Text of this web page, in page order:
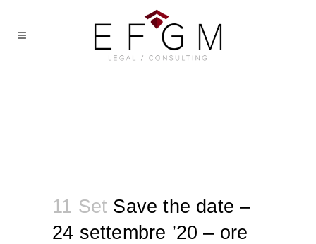
11 Set Save the date –
24 settembre ’20 – ore